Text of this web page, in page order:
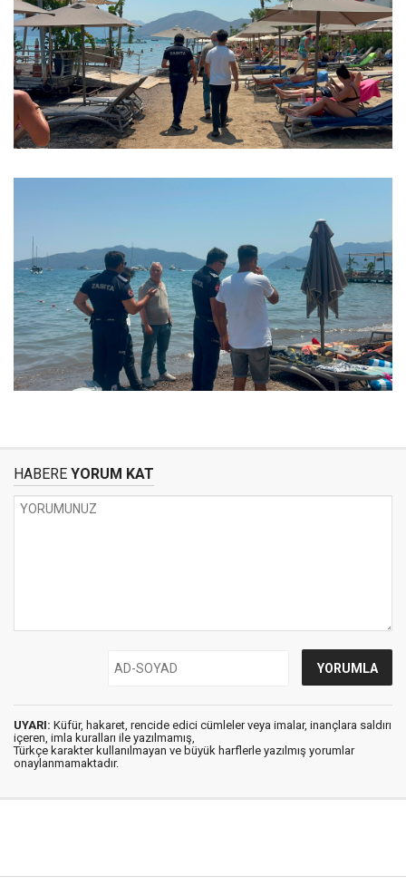
HABERE YORUM KAT
UYARI: Küfür, hakaret, rencide edici cümleler veya imalar, inançlara saldırı
içeren, imla kuralları ile yazılmamış,
Türkçe karakter kullanılmayan ve büyük harflerle yazılmış yorumlar
onaylanmamaktadır.